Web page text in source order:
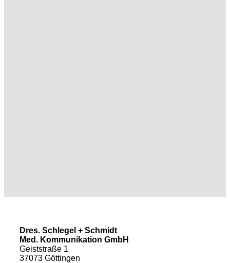
Dres. Schlegel + Schmidt
Med. Kommunikation GmbH
Geiststraße 1
37073 Göttingen